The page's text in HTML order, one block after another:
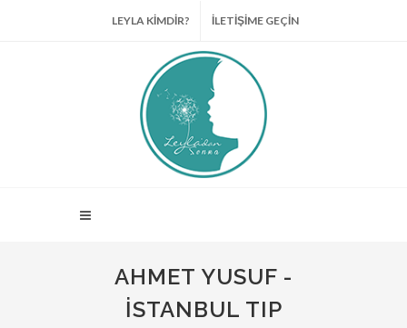
LEYLA KİMDİR? İLETİŞİME GEÇİN
AHMET YUSUF -
İSTANBUL TIP